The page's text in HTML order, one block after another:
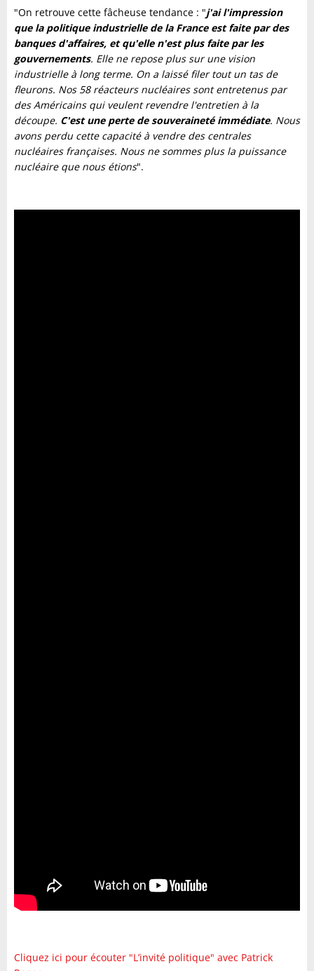
"On retrouve cette fâcheuse tendance : "j'ai l'impression
que la politique industrielle de la France est faite par des
banques d'affaires, et qu'elle n'est plus faite par les
gouvernements. Elle ne repose plus sur une vision
industrielle à long terme. On a laissé filer tout un tas de
fleurons. Nos 58 réacteurs nucléaires sont entretenus par
des Américains qui veulent revendre l'entretien à la
découpe. C'est une perte de souveraineté immédiate. Nous
avons perdu cette capacité à vendre des centrales
nucléaires françaises. Nous ne sommes plus la puissance
nucléaire que nous étions".
Cliquez ici pour écouter "L’invité politique" avec Patrick